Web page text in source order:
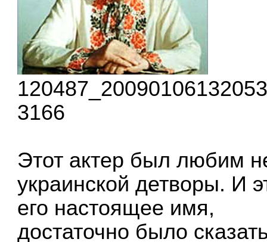
3166
Этот актер был любим
украинской детворы. И
его настоящее имя,
достаточно было